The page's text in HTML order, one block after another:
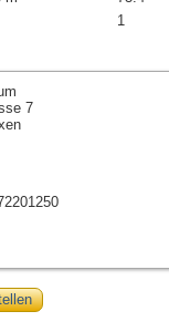
1
7